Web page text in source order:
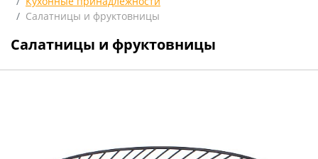
Салатницы и фруктовницы
Салатницы и фруктовницы